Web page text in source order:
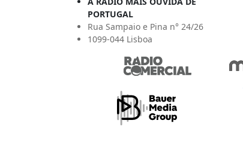
PORTUGAL
Rua Sampaio e Pina n° 24/26
1099-044 Lisboa